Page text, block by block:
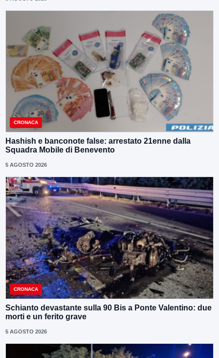
CRONACA
Hashish e banconote false: arrestato 21enne dalla
Squadra Mobile di Benevento
5 AGOSTO 2026
CRONACA
Schianto devastante sulla 90 Bis a Ponte Valentino: due
morti e un ferito grave
5 AGOSTO 2026